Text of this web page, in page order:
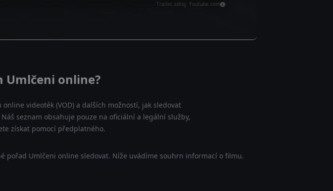
Trailer, zdroj: Youtube.com
Umlčeni online?
videoték (VOD) a dalších možností, jak sledovat
seznam obsahuje pouze na oficiální a legální služby,
získat pomocí předplatného.
pořad Umlčeni online sledovat. Níže uvádíme souhrn informací o filmu.